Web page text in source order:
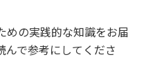
めの実践的な知識をお届
んで参考にしてくださ